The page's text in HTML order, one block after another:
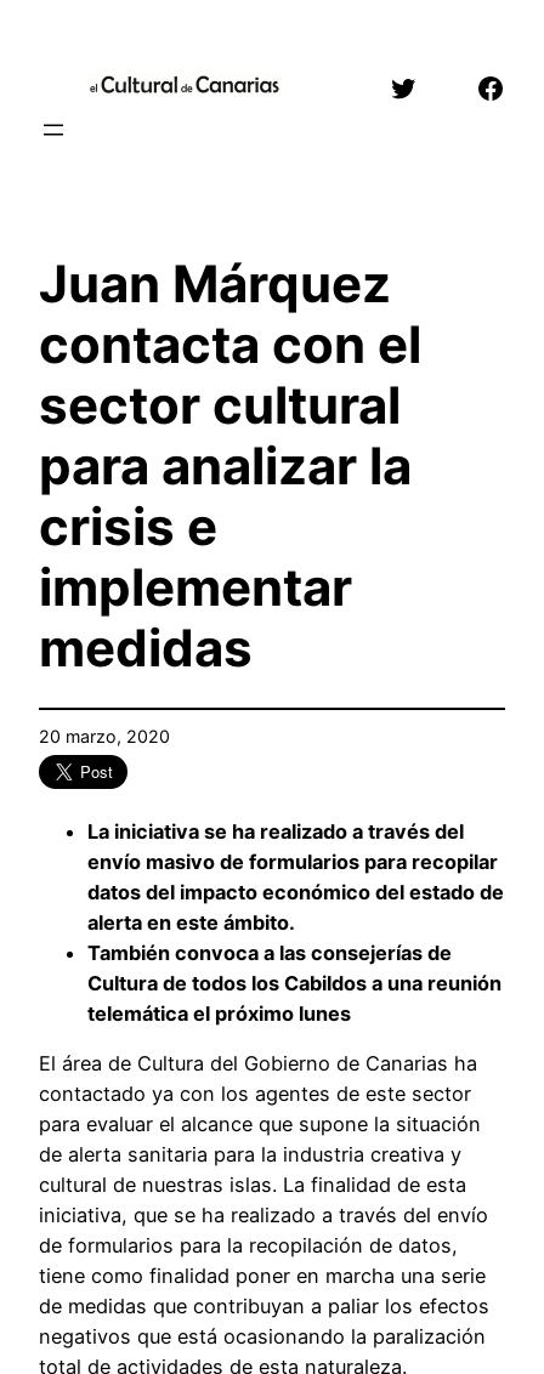
contenido
Twitter
Juan Márquez
contacta con el
sector cultural
para analizar la
crisis e
implementar
medidas
20 marzo, 2020
La iniciativa se ha realizado a través del
envío masivo de formularios para recopilar
datos del impacto económico del estado de
alerta en este ámbito.
También convoca a las consejerías de
Cultura de todos los Cabildos a una reunión
telemática el próximo lunes
El área de Cultura del Gobierno de Canarias ha
contactado ya con los agentes de este sector
para evaluar el alcance que supone la situación
de alerta sanitaria para la industria creativa y
cultural de nuestras islas. La finalidad de esta
iniciativa, que se ha realizado a través del envío
de formularios para la recopilación de datos,
tiene como finalidad poner en marcha una serie
de medidas que contribuyan a paliar los efectos
negativos que está ocasionando la paralización
total de actividades de esta naturaleza.